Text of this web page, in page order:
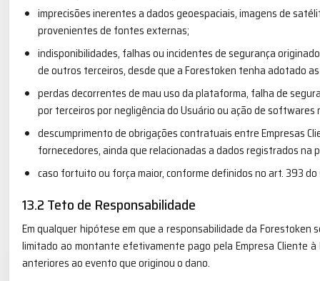
imprecisões inerentes a dados geoespaciais, imagens de
provenientes de fontes externas;
indisponibilidades, falhas ou incidentes de segurança
de outros terceiros, desde que a Forestoken tenha adotado
perdas decorrentes de mau uso da plataforma, falha de
por terceiros por negligência do Usuário ou ação de softwares
descumprimento de obrigações contratuais entre Empresas
fornecedores, ainda que relacionadas a dados registrados na
caso fortuito ou força maior, conforme definidos no art. 393 do
13.2 Teto de Responsabilidade
Em qualquer hipótese em que a responsabilidade da Forestoken
limitado ao montante efetivamente pago pela Empresa Cliente
anteriores ao evento que originou o dano.